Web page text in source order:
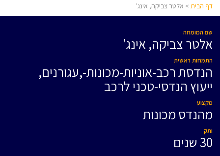
דף הבית > אלטר צביקה, אינג'
שם המומחה
אלטר צביקה, אינג'
התמחות ראשית
הנדסת רכב-אוניות-מכונות-,עגורנים,
ייעוץ הנדסי-טכני לרכב
מקצוע
מהנדס מכונות
ותק
30 שנים